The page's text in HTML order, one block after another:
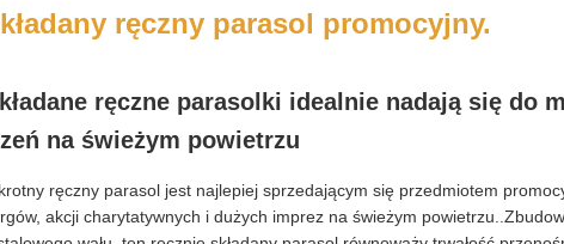
ręczny parasol promocyjny.
ręczne parasolki idealnie nadają się do
na świeżym powietrzu
ręczny parasol jest najlepiej sprzedającym się przedmiotem
akcji charytatywnych i dużych imprez na świeżym